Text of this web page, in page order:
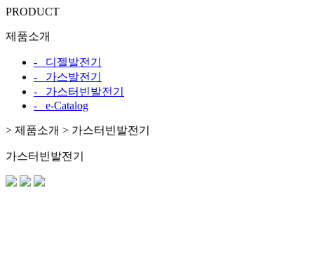
PRODUCT
제품소개
- 디젤발전기
- 가스발전기
- 가스터빈발전기
- e-Catalog
> 제품소개 > 가스터빈발전기
가스터빈발전기